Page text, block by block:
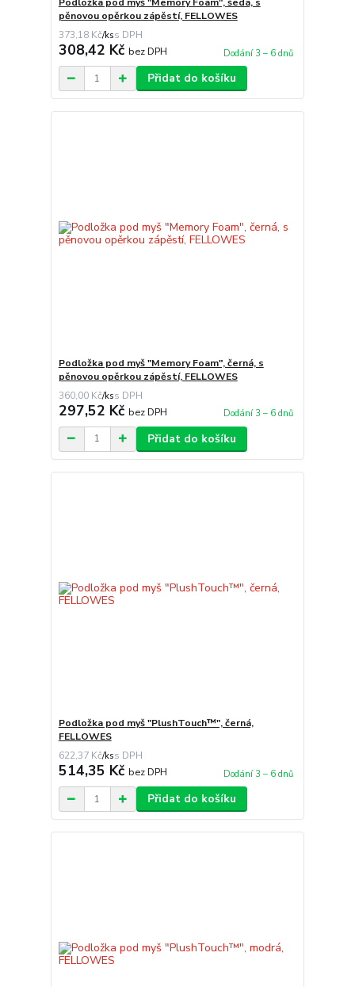
Podložka pod myš "Memory Foam", šedá, s
pěnovou opěrkou zápěstí, FELLOWES
373,18 Kč/ks
308,42 Kč bez DPH Dodání 3 – 6 dnů
Přidat do košíku
Podložka pod myš "Memory Foam", černá, s
pěnovou opěrkou zápěstí, FELLOWES
360,00 Kč/ks
297,52 Kč bez DPH Dodání 3 – 6 dnů
Přidat do košíku
Podložka pod myš "PlushTouch™", černá,
FELLOWES
622,37 Kč/ks
514,35 Kč bez DPH Dodání 3 – 6 dnů
Přidat do košíku